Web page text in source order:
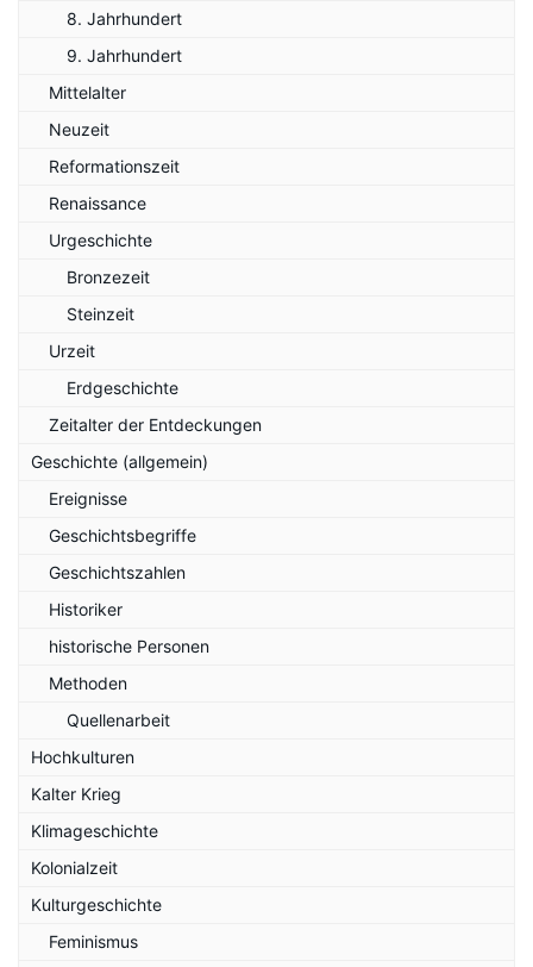
8. Jahrhundert
9. Jahrhundert
Mittelalter
Neuzeit
Reformationszeit
Renaissance
Urgeschichte
Bronzezeit
Steinzeit
Urzeit
Erdgeschichte
Zeitalter der Entdeckungen
Geschichte (allgemein)
Ereignisse
Geschichtsbegriffe
Geschichtszahlen
Historiker
historische Personen
Methoden
Quellenarbeit
Hochkulturen
Kalter Krieg
Klimageschichte
Kolonialzeit
Kulturgeschichte
Feminismus